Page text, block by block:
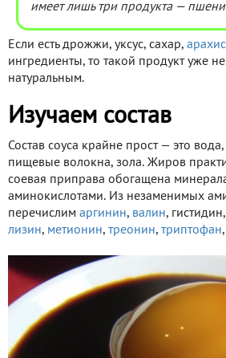
имеет лишь три продукта —
Если есть дрожжи, уксус, сахар, арахис
ингредиенты, то такой продукт уже
натуральным.
Изучаем состав
Состав соуса крайне прост — это вода,
пищевые волокна, зола. Жиров
соевая приправа обогащена
аминокислотами. Из незаменимых
перечислим аргинин, валин, гистидин,
лизин, метионин, треонин, триптофан,